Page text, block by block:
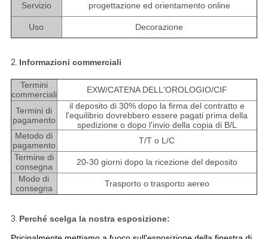
Servizio progettazione ed orientamento online
Uso Decorazione
2. Informazioni commerciali
Termini
commerciali
EXW/CATENA DELL'OROLOGIO/CIF
Termini di
pagamento
il deposito di 30% dopo la firma del contratto e
l'equilibrio dovrebbero essere pagati prima della
spedizione o dopo l'invio della copia di B/L
Metodo di
pagamento
T/T o L/C
Termine di
consegna
20-30 giorni dopo la ricezione del deposito
Modo di
consegna
Trasporto o trasporto aereo
3. Perché scelga la nostra esposizione: